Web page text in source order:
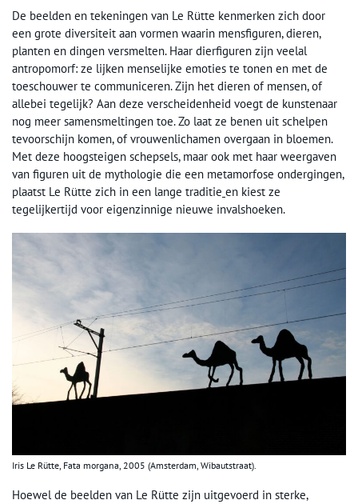
De beelden en tekeningen van Le Rütte kenmerken zich door
een grote diversiteit aan vormen waarin mensfiguren, dieren,
planten en dingen versmelten. Haar dierfiguren zijn veelal
antropomorf: ze lijken menselijke emoties te tonen en met de
toeschouwer te communiceren. Zijn het dieren of mensen, of
allebei tegelijk? Aan deze verscheidenheid voegt de kunstenaar
nog meer samensmeltingen toe. Zo laat ze benen uit schelpen
tevoorschijn komen, of vrouwenlichamen overgaan in bloemen.
Met deze hoogsteigen schepsels, maar ook met haar weergaven
van figuren uit de mythologie die een metamorfose ondergingen,
plaatst Le Rütte zich in een lange traditie en kiest ze
tegelijkertijd voor eigenzinnige nieuwe invalshoeken.
Iris Le Rütte, Fata morgana, 2005 (Amsterdam, Wibautstraat).
Hoewel de beelden van Le Rütte zijn uitgevoerd in sterke,